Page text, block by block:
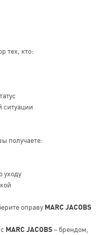
тех, кто:
ситуации
получаете:
уходу
оправу MARC JACOBS
MARC JACOBS– брендом,